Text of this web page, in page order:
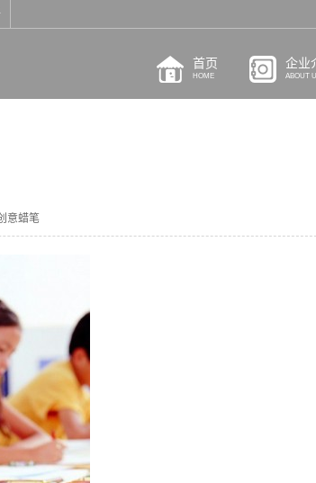
首页
HOME
企业
ABOUT
意蜡笔